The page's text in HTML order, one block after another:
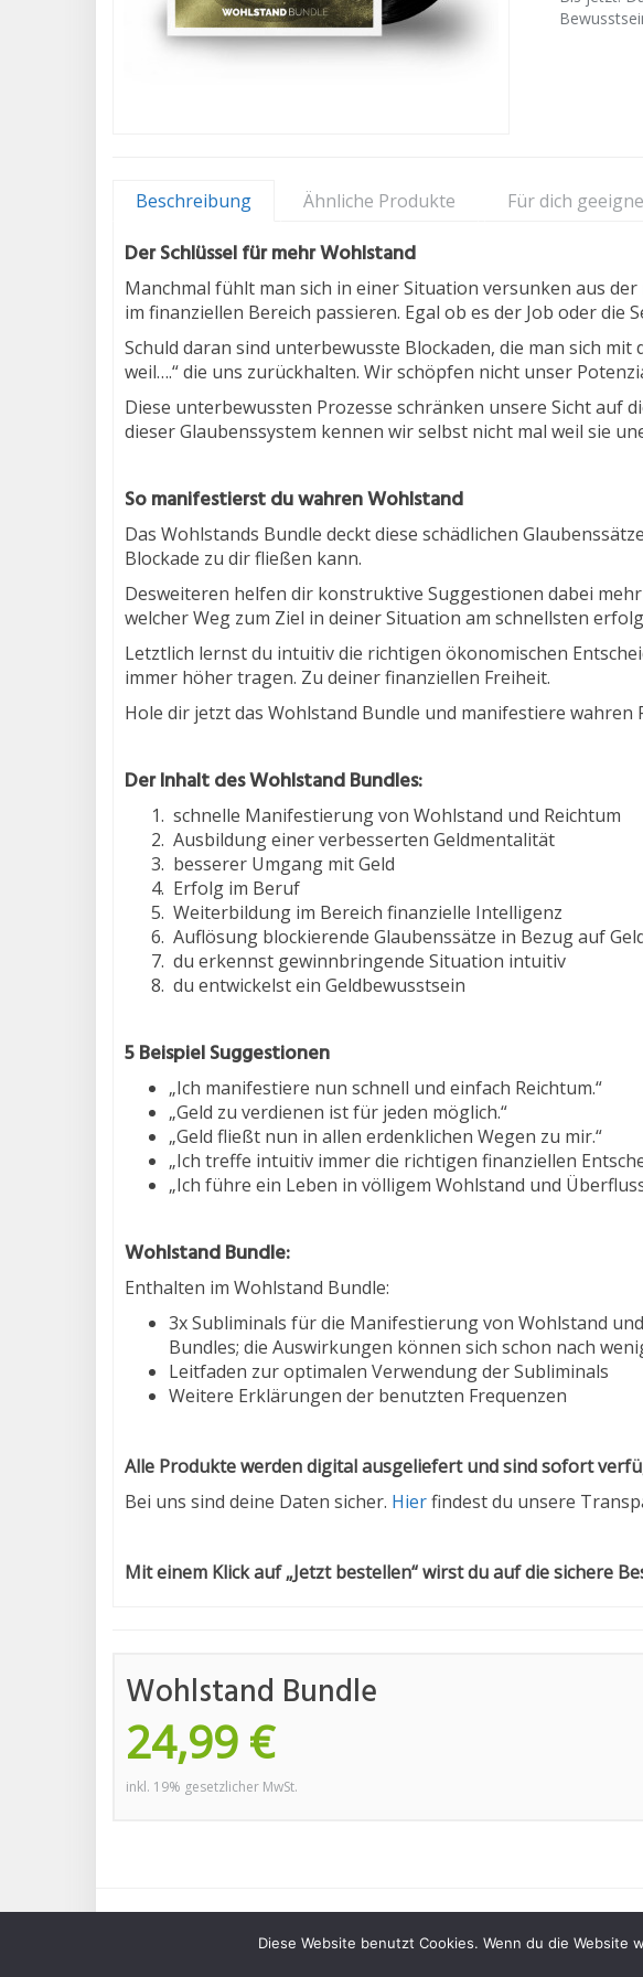
Beschreibung Ähnliche Produkte Für dich
Der Schlüssel für mehr Wohlstand
Manchmal fühlt man sich in einer Situation versunken aus
im finanziellen Bereich passieren. Egal ob es der Job oder die
Schuld daran sind unterbewusste Blockaden, die man sich
weil….“ die uns zurückhalten. Wir schöpfen nicht unser
Diese unterbewussten Prozesse schränken unsere Sicht auf
dieser Glaubenssystem kennen wir selbst nicht mal weil sie
So manifestierst du wahren Wohlstand
Das Wohlstands Bundle deckt diese schädlichen
Blockade zu dir fließen kann.
Desweiteren helfen dir konstruktive Suggestionen dabei
welcher Weg zum Ziel in deiner Situation am schnellsten
Letztlich lernst du intuitiv die richtigen ökonomischen
immer höher tragen. Zu deiner finanziellen Freiheit.
Hole dir jetzt das Wohlstand Bundle und manifestiere wahren
Der Inhalt des Wohlstand Bundles:
schnelle Manifestierung von Wohlstand und Reichtum
Ausbildung einer verbesserten Geldmentalität
besserer Umgang mit Geld
Erfolg im Beruf
Weiterbildung im Bereich finanzielle Intelligenz
Auflösung blockierende Glaubenssätze in Bezug auf
du erkennst gewinnbringende Situation intuitiv
du entwickelst ein Geldbewusstsein
5 Beispiel Suggestionen
„Ich manifestiere nun schnell und einfach Reichtum.“
„Geld zu verdienen ist für jeden möglich.“
„Geld fließt nun in allen erdenklichen Wegen zu mir.“
„Ich treffe intuitiv immer die richtigen finanziellen
„Ich führe ein Leben in völligem Wohlstand und
Wohlstand Bundle:
Enthalten im Wohlstand Bundle:
3x Subliminals für die Manifestierung von Wohlstand
Bundles; die Auswirkungen können sich schon nach
Leitfaden zur optimalen Verwendung der Subliminals
Weitere Erklärungen der benutzten Frequenzen
Alle Produkte werden digital ausgeliefert und sind sofort
Bei uns sind deine Daten sicher. Hierfindest du unsere
Mit einem Klick auf „Jetzt bestellen“ wirst du auf die sichere
Wohlstand Bundle
24,99 €
inkl. 19% gesetzlicher MwSt.
Diese Website benutzt Cookies. Wenn du die